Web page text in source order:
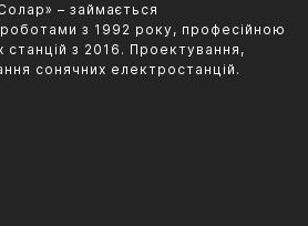
– займається
з 1992 року, професійною
з 2016. Проектування,
сонячних електростанцій.